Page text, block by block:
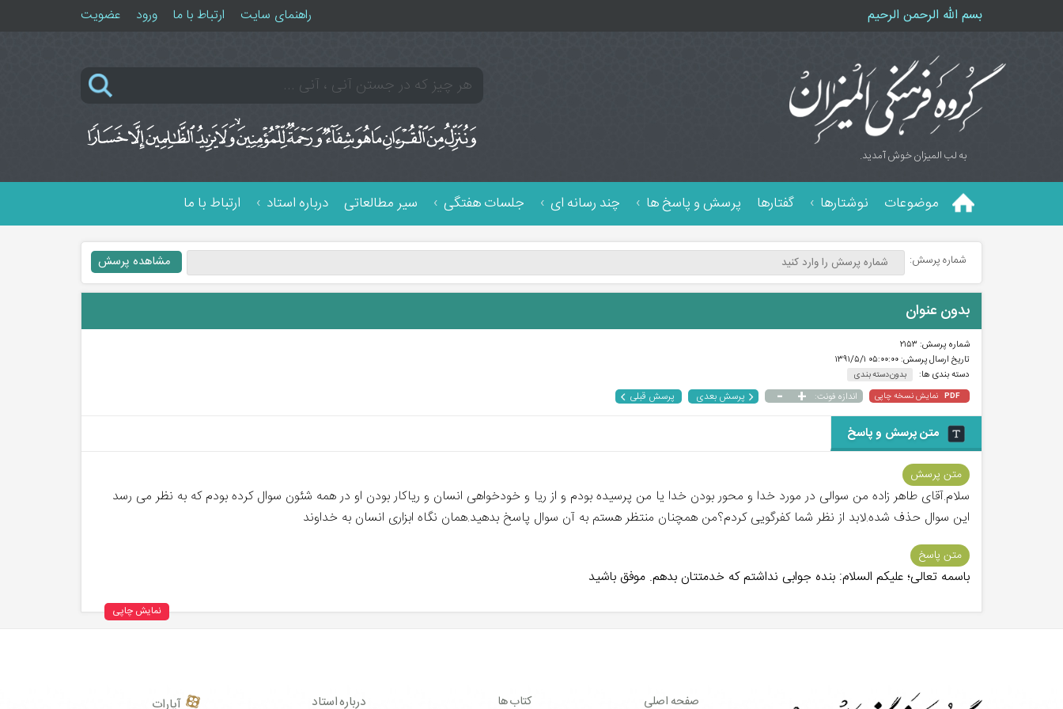
بسم الله الرحمن الرحیم راهنمای سایت ارتباط با ما ورود عضویت
به لب المیزان خوش آمدید.
موضوعات نوشتارها گفتارها پرسش و پاسخ ها چند رسانه ای جلسات هفتگی سیر مطالعاتی درباره استاد ارتباط با ما
شماره پرسش:
بدون عنوان
شماره پرسش: ۲۱۵۳
تاریخ ارسال پرسش:۰۵:۰۰:۰۰ ۱۳۹۱/۵/۱
دسته بندی ها:
بدون دسته بندی
PDF نمایش نسخه چاپی اندازه فونت: +
- پرسش بعدی پرسش قبلی
متن پرسش و پاسخ
متن پرسش
سلام.آقای طاهر زاده من سوالی در مورد خدا و محور بودن خدا یا من پرسیده بودم و از ریا و خودخواهی انسان و ریاکار بودن او در همه شئون سوال کرده بودم که به نظر می رسد
این سوال حذف شده.لابد از نظر شما کفرگویی کردم؟من همچنان منتظر هستم به آن سوال پاسخ بدهید.همان نگاه ابزاری انسان به خداوند
متن پاسخ
باسمه تعالی؛ علیکم السلام: بنده جوابی نداشتم که خدمتتان بدهم. موفق باشید
نمایش چاپی
صفحه اصلی کتاب ها درباره استاد آپارات